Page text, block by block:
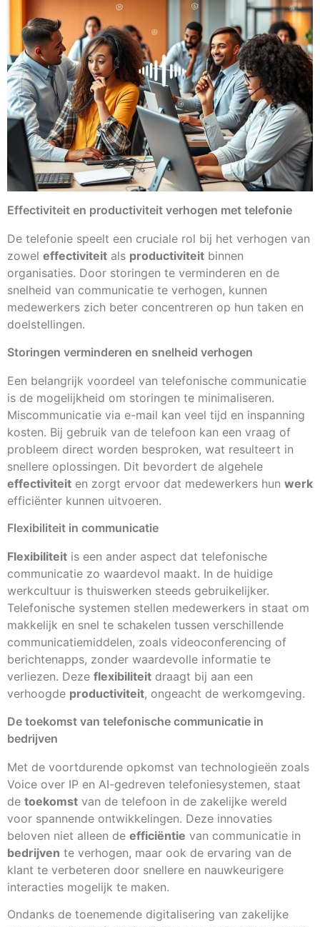
Effectiviteit en productiviteit verhogen met telefonie
De telefonie speelt een cruciale rol bij het verhogen van
zowel effectiviteit als productiviteit binnen
organisaties. Door storingen te verminderen en de
snelheid van communicatie te verhogen, kunnen
medewerkers zich beter concentreren op hun taken en
doelstellingen.
Storingen verminderen en snelheid verhogen
Een belangrijk voordeel van telefonische communicatie
is de mogelijkheid om storingen te minimaliseren.
Miscommunicatie via e-mail kan veel tijd en inspanning
kosten. Bij gebruik van de telefoon kan een vraag of
probleem direct worden besproken, wat resulteert in
snellere oplossingen. Dit bevordert de algehele
effectiviteit en zorgt ervoor dat medewerkers hun werk
efficiënter kunnen uitvoeren.
Flexibiliteit in communicatie
Flexibiliteit is een ander aspect dat telefonische
communicatie zo waardevol maakt. In de huidige
werkcultuur is thuiswerken steeds gebruikelijker.
Telefonische systemen stellen medewerkers in staat om
makkelijk en snel te schakelen tussen verschillende
communicatiemiddelen, zoals videoconferencing of
berichtenapps, zonder waardevolle informatie te
verliezen. Deze flexibiliteit draagt bij aan een
verhoogde productiviteit, ongeacht de werkomgeving.
De toekomst van telefonische communicatie in
bedrijven
Met de voortdurende opkomst van technologieën zoals
Voice over IP en AI-gedreven telefoniesystemen, staat
de toekomst van de telefoon in de zakelijke wereld
voor spannende ontwikkelingen. Deze innovaties
beloven niet alleen de efficiëntie van communicatie in
bedrijven te verhogen, maar ook de ervaring van de
klant te verbeteren door snellere en nauwkeurigere
interacties mogelijk te maken.
Ondanks de toenemende digitalisering van zakelijke